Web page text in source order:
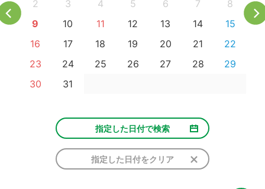
2
3 4 5 6 7
8
9
10 11 12 13 14
15
16
17 18 19 20 21
22
23
24 25 26 27 28
29
30
31
指定した日付で検索
指定した日付をクリア